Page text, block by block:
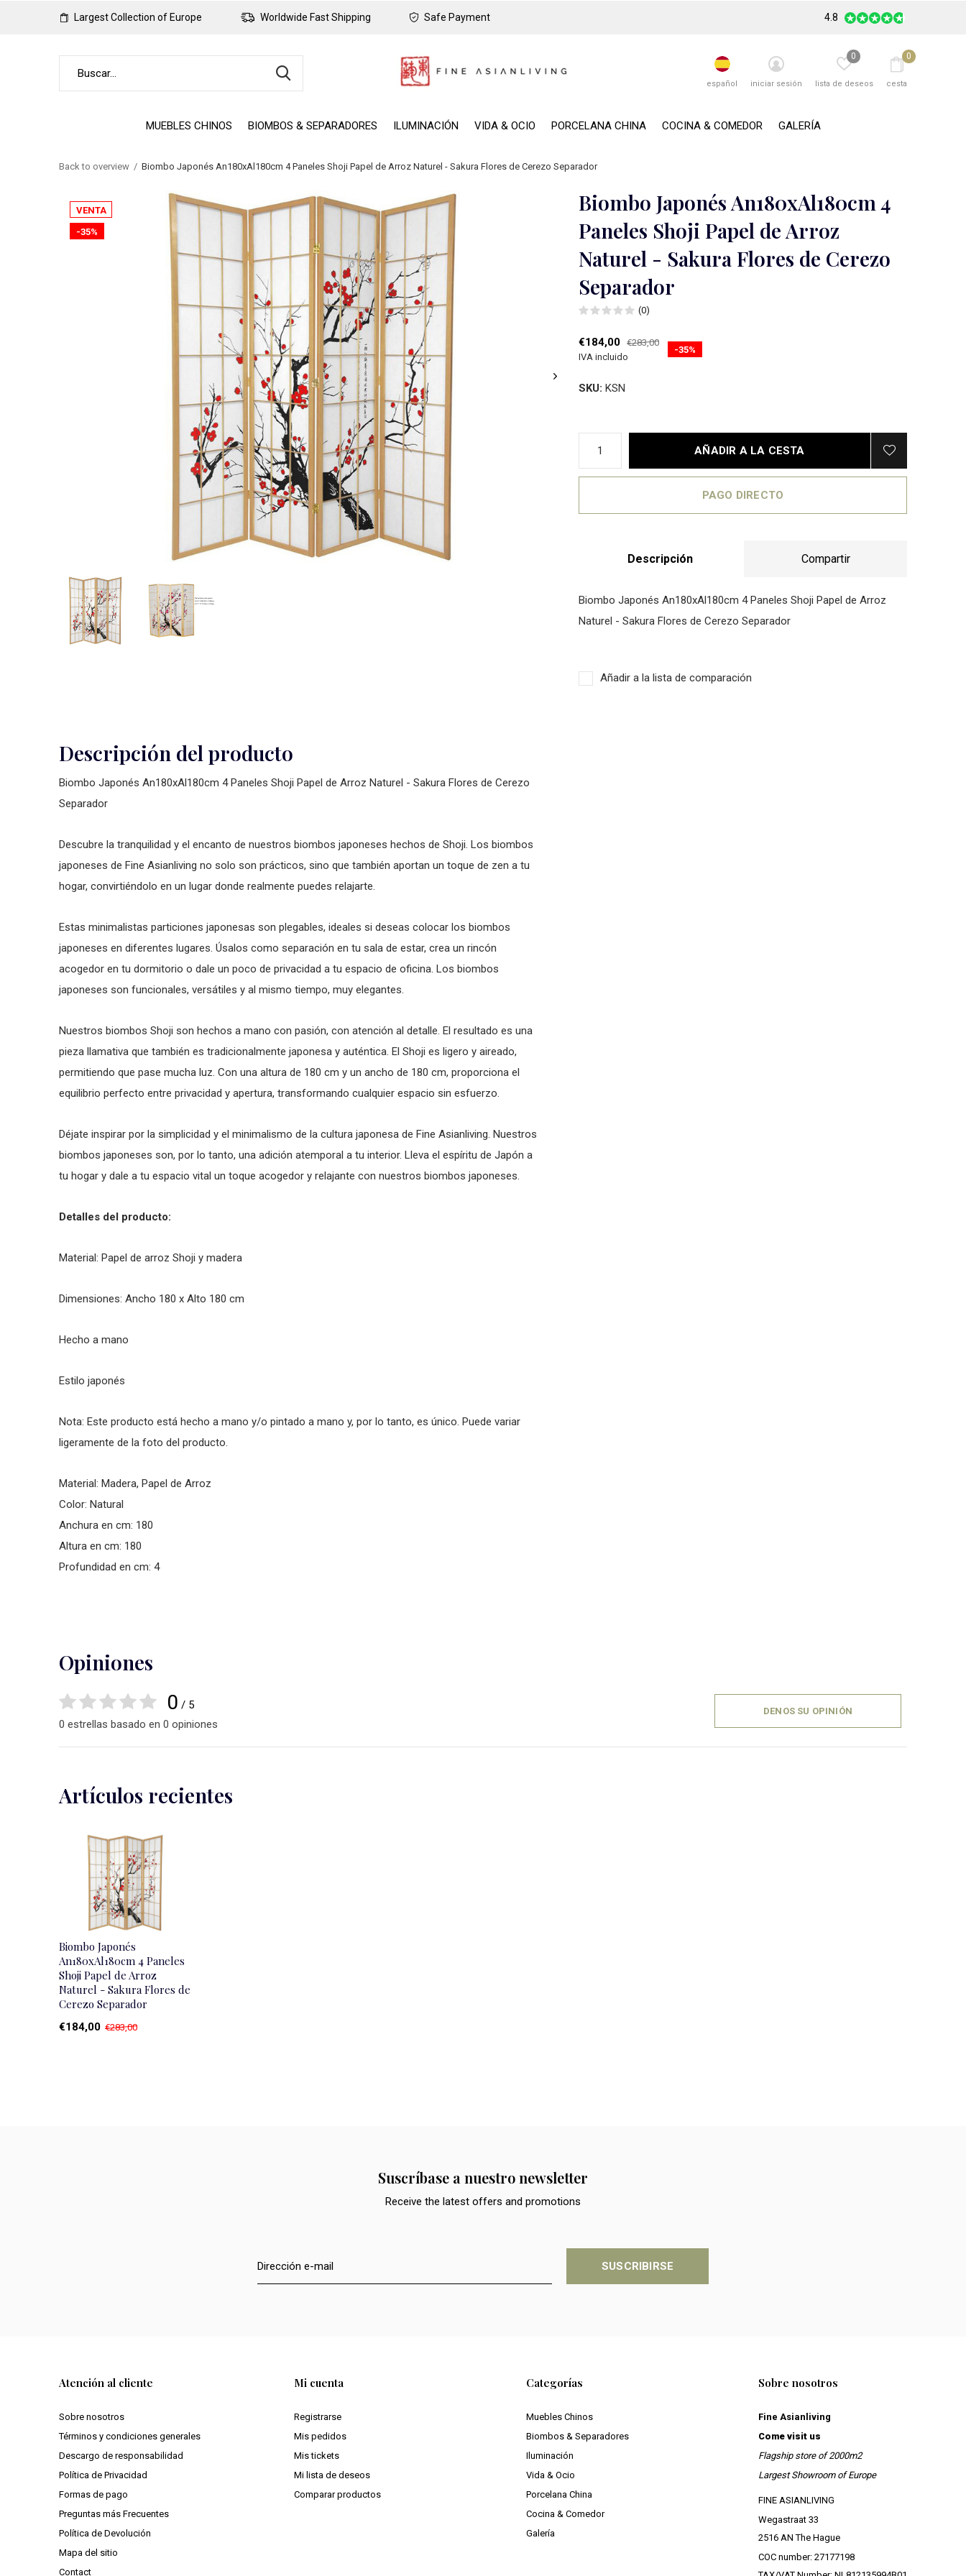
MUEBLES CHINOS BIOMBOS & SEPARADORES ILUMINACIÓN VIDA & OCIO PORCELANA CHINA COCINA & COMEDOR GALERÍA
español iniciar sesión lista de deseos
0
cesta
0
Largest Collection of Europe Worldwide Fast Shipping Safe Payment 4.8
Back to overview Biombo Japonés An180xAl180cm 4 Paneles Shoji Papel de Arroz Naturel - Sakura Flores de Cerezo Separador
VENTA
-35%
Biombo Japonés An180xAl180cm 4
Paneles Shoji Papel de Arroz
Naturel - Sakura Flores de Cerezo
Separador
(0)
€184,00 €283,00
IVA incluido
-35%
SKU: KSN
AÑADIR A LA CESTA
PAGO DIRECTO
Descripción Compartir
Biombo Japonés An180xAl180cm 4 Paneles Shoji Papel de Arroz
Naturel - Sakura Flores de Cerezo Separador
Añadir a la lista de comparación
Descripción del producto
Biombo Japonés An180xAl180cm 4 Paneles Shoji Papel de Arroz Naturel - Sakura Flores de Cerezo
Separador
Descubre la tranquilidad y el encanto de nuestros biombos japoneses hechos de Shoji. Los biombos
japoneses de Fine Asianliving no solo son prácticos, sino que también aportan un toque de zen a tu
hogar, convirtiéndolo en un lugar donde realmente puedes relajarte.
Estas minimalistas particiones japonesas son plegables, ideales si deseas colocar los biombos
japoneses en diferentes lugares. Úsalos como separación en tu sala de estar, crea un rincón
acogedor en tu dormitorio o dale un poco de privacidad a tu espacio de oficina. Los biombos
japoneses son funcionales, versátiles y al mismo tiempo, muy elegantes.
Nuestros biombos Shoji son hechos a mano con pasión, con atención al detalle. El resultado es una
pieza llamativa que también es tradicionalmente japonesa y auténtica. El Shoji es ligero y aireado,
permitiendo que pase mucha luz. Con una altura de 180 cm y un ancho de 180 cm, proporciona el
equilibrio perfecto entre privacidad y apertura, transformando cualquier espacio sin esfuerzo.
Déjate inspirar por la simplicidad y el minimalismo de la cultura japonesa de Fine Asianliving. Nuestros
biombos japoneses son, por lo tanto, una adición atemporal a tu interior. Lleva el espíritu de Japón a
tu hogar y dale a tu espacio vital un toque acogedor y relajante con nuestros biombos japoneses.
Detalles del producto:
Material: Papel de arroz Shoji y madera
Dimensiones: Ancho 180 x Alto 180 cm
Hecho a mano
Estilo japonés
Nota: Este producto está hecho a mano y/o pintado a mano y, por lo tanto, es único. Puede variar
ligeramente de la foto del producto.
Material: Madera, Papel de Arroz
Color: Natural
Anchura en cm: 180
Altura en cm: 180
Profundidad en cm: 4
Opiniones
0 / 5
0 estrellas basado en 0 opiniones
DENOS SU OPINIÓN
Artículos recientes
Biombo Japonés
An180xAl180cm 4 Paneles
Shoji Papel de Arroz
Naturel - Sakura Flores de
Cerezo Separador
€184,00 €283,00
Suscríbase a nuestro newsletter
Receive the latest offers and promotions
SUSCRIBIRSE
Atención al cliente
Sobre nosotros
Términos y condiciones generales
Descargo de responsabilidad
Política de Privacidad
Formas de pago
Preguntas más Frecuentes
Política de Devolución
Mapa del sitio
Contact
Mi cuenta
Registrarse
Mis pedidos
Mis tickets
Mi lista de deseos
Comparar productos
Categorías
Muebles Chinos
Biombos & Separadores
Iluminación
Vida & Ocio
Porcelana China
Cocina & Comedor
Galería
Sobre nosotros
Fine Asianliving
Come visit us
Flagship store of 2000m2
Largest Showroom of Europe
FINE ASIANLIVING
Wegastraat 33
2516 AN The Hague
COC number: 27177198